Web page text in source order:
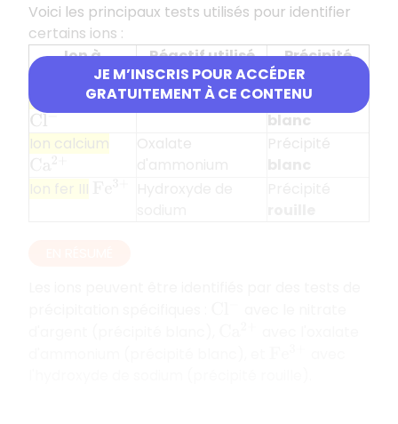
JE M’INSCRIS POUR ACCÉDER
GRATUITEMENT À CE CONTENU
Voici les principaux tests utilisés pour identifier
certains ions :
Ion à
identifier
Réactif utilisé
Précipité
formé
Ion chlorure
Cl−
Nitrate d'argent
Précipité
blanc
Ion calcium
Oxalate